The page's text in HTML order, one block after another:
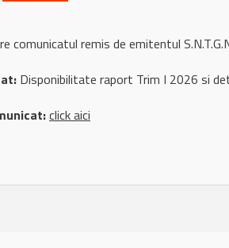
comunicatul remis de emitentul
Disponibilitate raport Trim I 2026 si
click aici